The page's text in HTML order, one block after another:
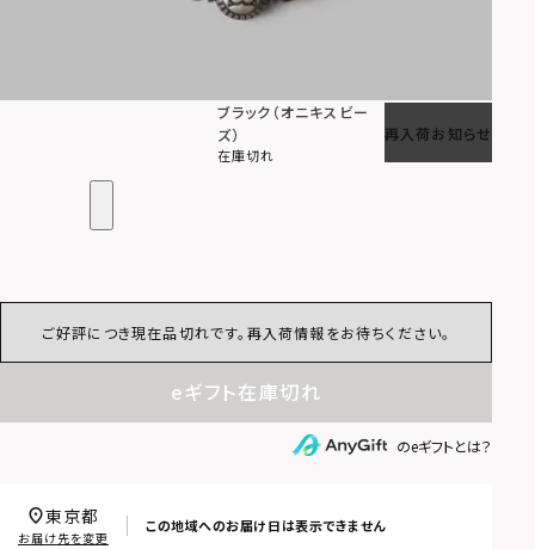
ブラック（オニキスビー
ズ）
在庫切れ
再入荷お知らせ
ご好評につき現在品切れです。再入荷情報をお待ちください。
eギフト在庫切れ
のeギフトとは？
この地域へのお届け日は表示できません
東京都
お届け先を変更